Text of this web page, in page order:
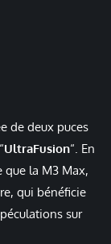
de deux puces
UltraFusion“. En
que la M3 Max,
qui bénéficie
sur